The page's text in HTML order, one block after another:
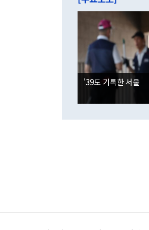
'39도 기록한 서울